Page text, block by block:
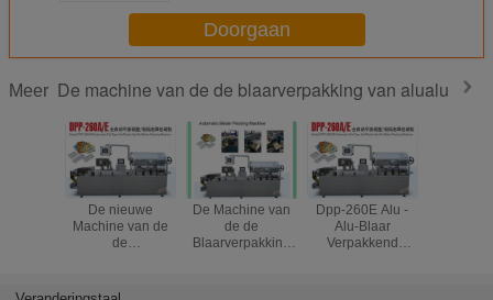
Tabletverpakking
Doorgaan
Meer De machine van de de blaarverpakking van alualu
De nieuwe
Machine van de
de
de Voorwaarden
De Machine van
de de
Blaarverpakking
Dpp-260E Alu -
Alu-Blaar
Verpakkend